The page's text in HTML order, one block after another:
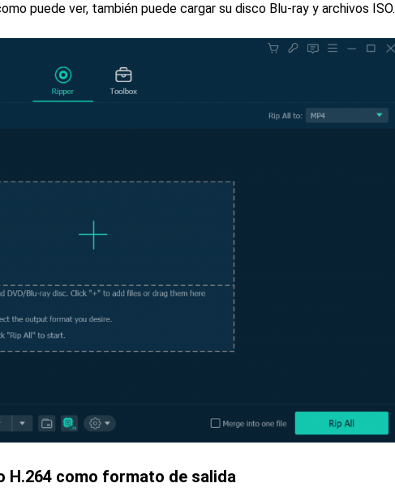
puede ver, también puede cargar su disco Blu-ray y archivos ISO.
H.264 como formato de salida